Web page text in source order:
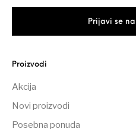
Proizvodi
Akcija
Novi proizvodi
Posebna ponuda